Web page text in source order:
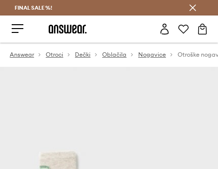
FINAL SALE %!
Answear Otroci Dečki Oblačila Nogavice Otroške